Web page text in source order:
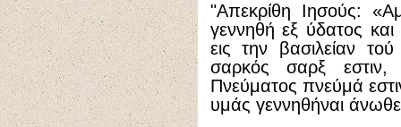
"Απεκρίθη Ιησούς:
γεννηθή εξ ύδατος και
εις την βασιλείαν
σαρκός σαρξ
Πνεύματος πνεύμά
υμάς γεννηθήναι